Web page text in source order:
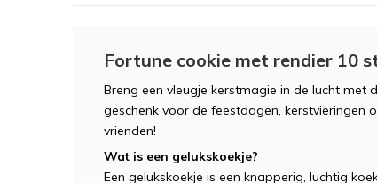
Fortune cookie met rendier 10
Breng een vleugje kerstmagie in de lucht met
geschenk voor de feestdagen, kerstvieringen
vrienden!
Wat is een gelukskoekje?
Een gelukskoekje is een knapperig, luchtig